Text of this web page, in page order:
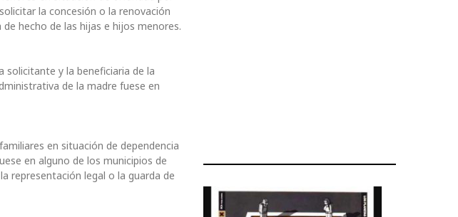
la concesión o la renovación
hecho de las hijas e hijos menores.
solicitante y la beneficiaria de la
de la madre fuese en
en situación de dependencia
en alguno de los municipios de
representación legal o la guarda de